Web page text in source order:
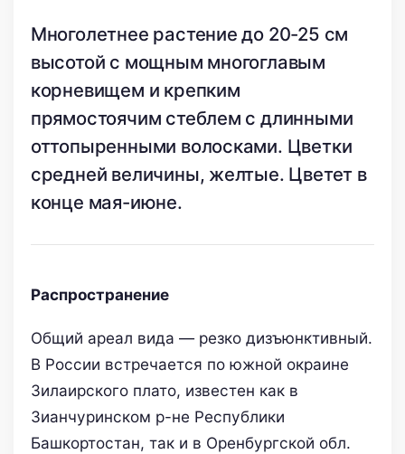
Многолетнее растение до 20-25 см
высотой с мощным многоглавым
корневищем и крепким
прямостоячим стеблем с длинными
оттопыренными волосками. Цветки
средней величины, желтые. Цветет в
конце мая-июне.
Распространение
Общий ареал вида — резко дизъюнктивный.
В России встречается по южной окраине
Зилаирского плато, известен как в
Зианчуринском р-не Республики
Башкортостан, так и в Оренбургской обл.